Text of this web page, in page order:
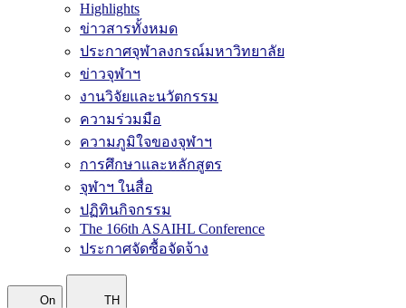
Highlights
ข่าวสารทั้งหมด
ประกาศจุฬาลงกรณ์มหาวิทยาลัย
ข่าวจุฬาฯ
งานวิจัยและนวัตกรรม
ความร่วมมือ
ความภูมิใจของจุฬาฯ
การศึกษาและหลักสูตร
จุฬาฯ ในสื่อ
ปฏิทินกิจกรรม
The 166th ASAIHL Conference
ประกาศจัดซื้อจัดจ้าง
On TH